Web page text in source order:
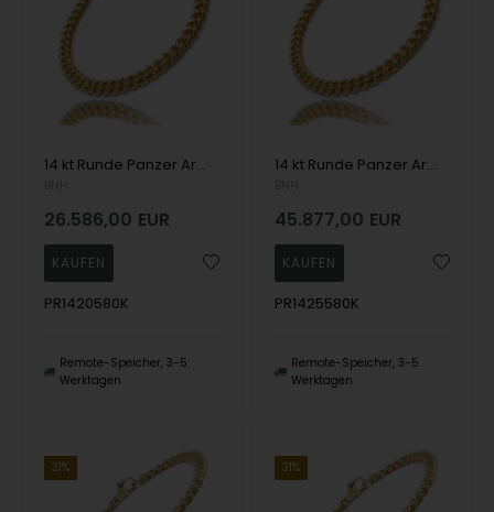
14 kt Runde Panzer Armbänder und Halsketten von Danske BNH
26.586,00 EUR
PR1420580K
Remote-Speicher, 3-5
Werktagen
14 kt Runde Panzer Armbänder und Halsketten von Danske BNH
45.877,00 EUR
PR1425580K
Remote-Speicher, 3-5
Werktagen
31% 31%